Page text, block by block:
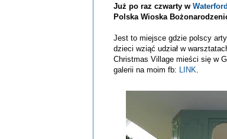
Już po raz czwarty w Waterford
Polska Wioska
Jest to miejsce gdzie polscy
dzieci wziąć udział w
Christmas Village mieści się w
galerii na moim fb: LINK.